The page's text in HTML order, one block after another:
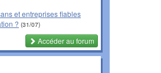
et entreprises fiables
? (31/07)
Accéder au forum